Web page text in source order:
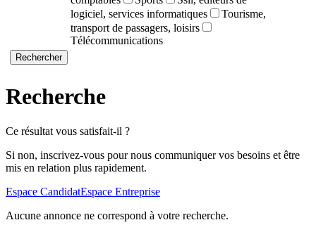
logiciel, services informatiques
Tourisme,
transport de passagers, loisirs
Télécommunications
Recherche
Ce résultat vous satisfait-il ?
Si non, inscrivez-vous pour nous communiquer vos besoins et être
mis en relation plus rapidement.
Espace CandidatEspace Entreprise
Aucune annonce ne correspond à votre recherche.